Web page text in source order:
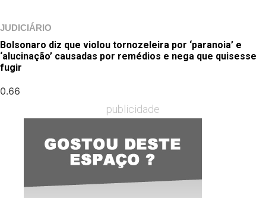
JUDICIÁRIO
Bolsonaro diz que violou tornozeleira por ‘paranoia’ e
‘alucinação’ causadas por remédios e nega que quisesse
fugir
publicidade